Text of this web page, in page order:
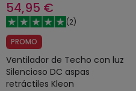
54,95 €
(2)
PROMO
Ventilador de Techo con luz
Silencioso DC aspas
retráctiles Kleon